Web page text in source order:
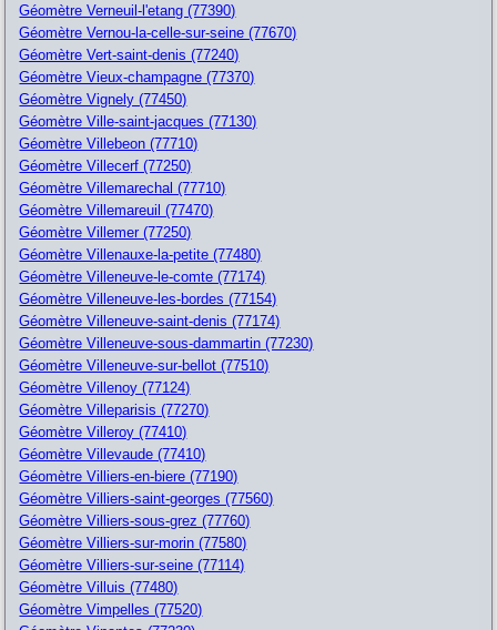
Géomètre Verneuil-l'etang (77390)
Géomètre Vernou-la-celle-sur-seine (77670)
Géomètre Vert-saint-denis (77240)
Géomètre Vieux-champagne (77370)
Géomètre Vignely (77450)
Géomètre Ville-saint-jacques (77130)
Géomètre Villebeon (77710)
Géomètre Villecerf (77250)
Géomètre Villemarechal (77710)
Géomètre Villemareuil (77470)
Géomètre Villemer (77250)
Géomètre Villenauxe-la-petite (77480)
Géomètre Villeneuve-le-comte (77174)
Géomètre Villeneuve-les-bordes (77154)
Géomètre Villeneuve-saint-denis (77174)
Géomètre Villeneuve-sous-dammartin (77230)
Géomètre Villeneuve-sur-bellot (77510)
Géomètre Villenoy (77124)
Géomètre Villeparisis (77270)
Géomètre Villeroy (77410)
Géomètre Villevaude (77410)
Géomètre Villiers-en-biere (77190)
Géomètre Villiers-saint-georges (77560)
Géomètre Villiers-sous-grez (77760)
Géomètre Villiers-sur-morin (77580)
Géomètre Villiers-sur-seine (77114)
Géomètre Villuis (77480)
Géomètre Vimpelles (77520)